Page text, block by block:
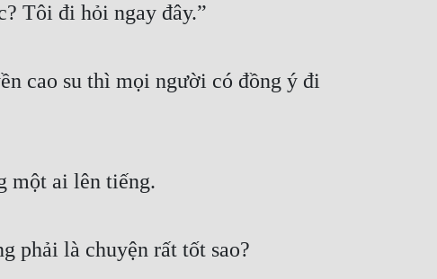
Tôi đi hỏi ngay đây.”
cao su thì mọi người có đồng ý đi
một ai lên tiếng.
phải là chuyện rất tốt sao?